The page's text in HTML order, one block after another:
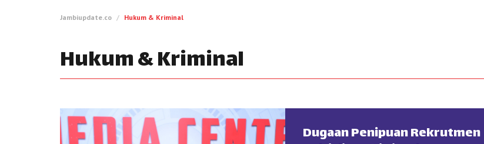
Jambiupdate.co Hukum & Kriminal
Hukum & Kriminal
Dugaan Penipuan Rekrutmen